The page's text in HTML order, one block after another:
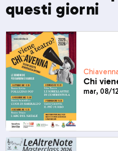
questi giorni
Chi
mar, 08/